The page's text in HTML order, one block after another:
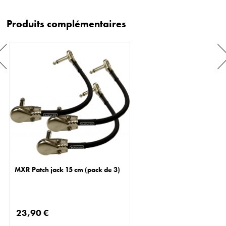
Produits complémentaires
MXR Patch jack 15 cm (pack de 3)
23,90 €